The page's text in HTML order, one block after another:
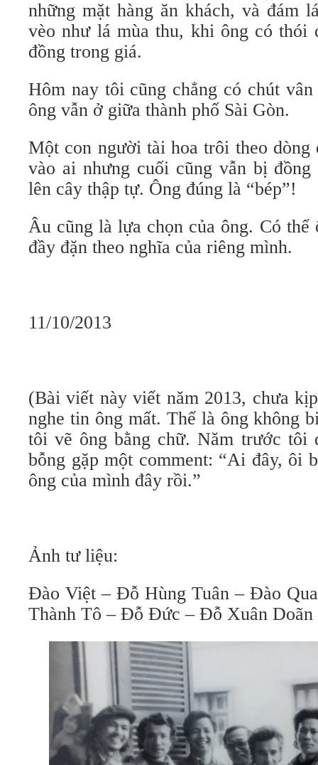
những mặt hàng ăn khách, và đám
vèo như lá mùa thu, khi ông có thói
đồng trong giá.
Hôm nay tôi cũng chẳng có chút
ông vẫn ở giữa thành phố Sài Gòn.
Một con người tài hoa trôi theo dòng
vào ai nhưng cuối cũng vẫn bị
lên cây thập tự. Ông đúng là “bép”!
Âu cũng là lựa chọn của ông. Có thể
đầy đặn theo nghĩa của riêng mình.
11/10/2013
(Bài viết này viết năm 2013, chưa
nghe tin ông mất. Thế là ông không
tôi vẽ ông bằng chữ. Năm trước tôi
bỗng gặp một comment: “Ai đây, ôi
ông của mình đây rồi.”
Ảnh tư liệu:
Đào Việt – Đỗ Hùng Tuân – Đào
Thành Tô – Đỗ Đức – Đỗ Xuân Doãn